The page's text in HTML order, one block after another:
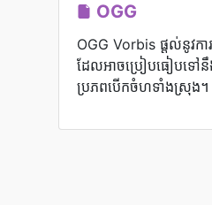
OGG
OGG Vorbis ផ្តល់នូវក
ដែលអាចប្រៀបធៀបទៅនឹ
ប្រភពបើកចំហទាំងស្រុង។